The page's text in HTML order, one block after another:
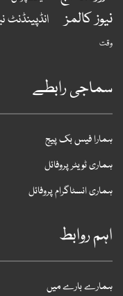
کالمز
انڈپینڈنٹ نیوز
رابطے
فیس بک پیج
ٹویٹر پروفائل
انسٹاگرام پروفائل
روابط
بارے میں